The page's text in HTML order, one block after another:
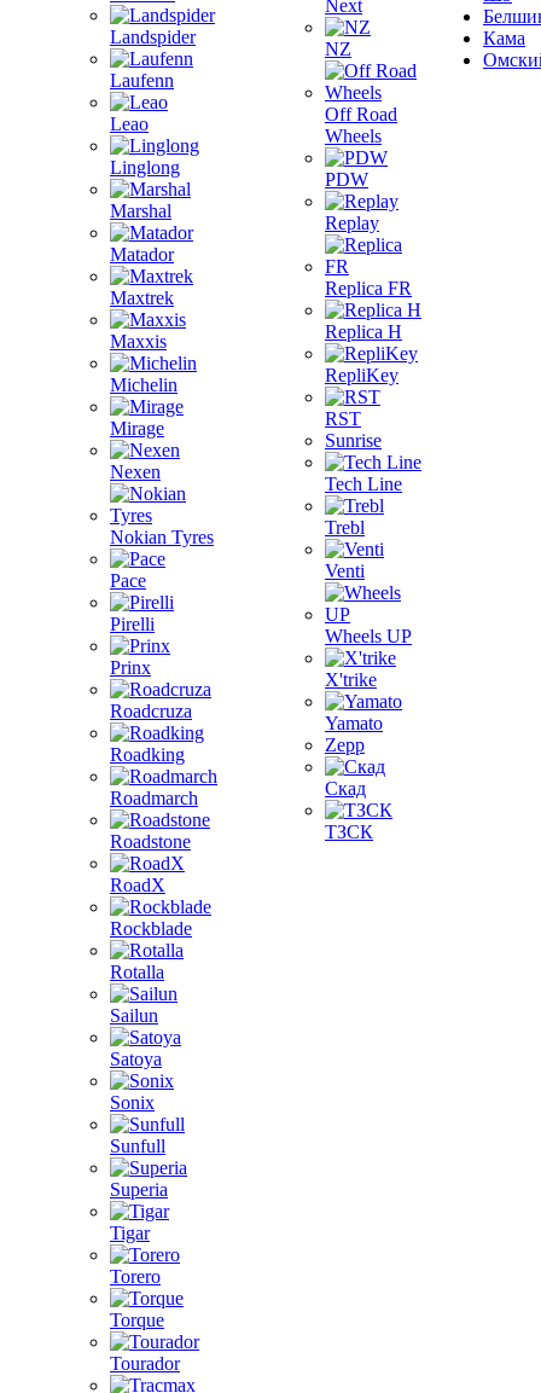
Landspider
Laufenn
Leao
Linglong
Marshal
Matador
Maxtrek
Maxxis
Michelin
Mirage
Nexen
Nokian Tyres
Pace
Pirelli
Prinx
Roadcruza
Roadking
Roadmarch
Roadstone
RoadX
Rockblade
Rotalla
Sailun
Satoya
Sonix
Sunfull
Superia
Tigar
Torero
Torque
Tourador
Next
NZ
Off Road
Wheels
PDW
Replay
Replica FR
Replica H
RepliKey
RST
Sunrise
Tech Line
Trebl
Venti
Wheels UP
X'trike
Yamato
Zepp
Скад
ТЗСК
Кама